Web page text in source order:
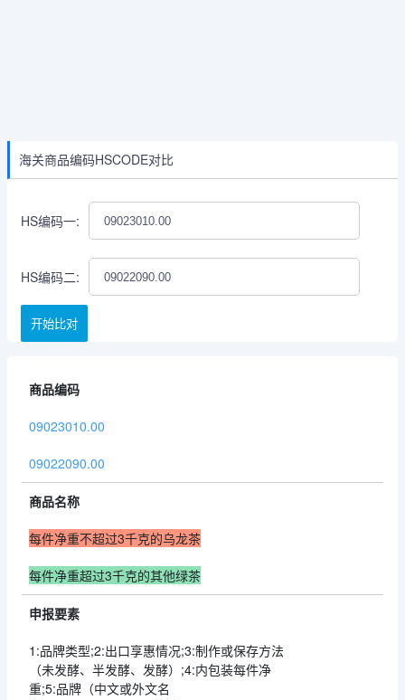
海关商品编码HSCODE对比
HS编码一:
HS编码二:
开始比对
商品编码
09023010.00
09022090.00
商品名称
每件净重不超过3千克的乌龙茶
每件净重超过3千克的其他绿茶
申报要素
1:品牌类型;2:出口享惠情况;3:制作或保存方法
（未发酵、半发酵、发酵）;4:内包装每件净
重;5:品牌（中文或外文名